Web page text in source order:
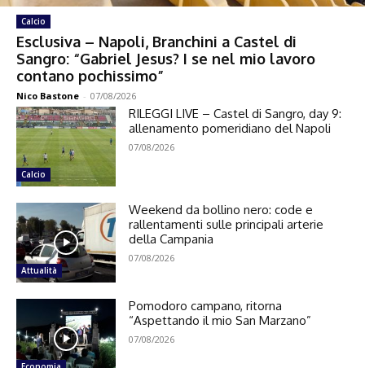
Calcio
Esclusiva – Napoli, Branchini a Castel di
Sangro: “Gabriel Jesus? I se nel mio lavoro
contano pochissimo”
Nico Bastone - 07/08/2026
Calcio
RILEGGI LIVE – Castel di Sangro, day 9:
allenamento pomeridiano del Napoli
07/08/2026
Attualità
Weekend da bollino nero: code e
rallentamenti sulle principali arterie
della Campania
07/08/2026
Pomodoro campano, ritorna
“Aspettando il mio San Marzano”
07/08/2026